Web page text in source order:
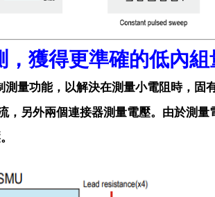
，獲得更準確的低內組
測量功能，以解決在測量小電阻時，
，另外兩個連接器測量電壓。由於測